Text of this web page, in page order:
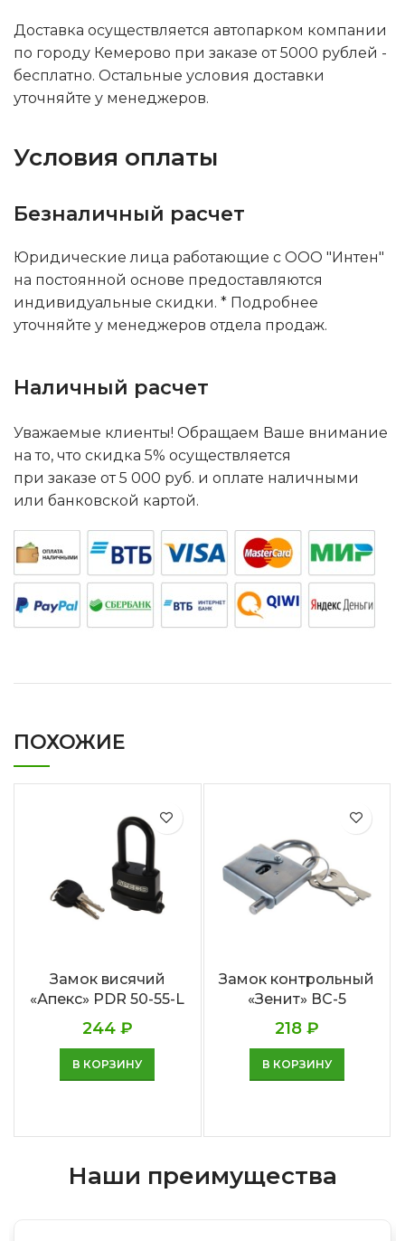
Доставка осуществляется автопарком компании
по городу Кемерово при заказе от 5000 рублей -
бесплатно. Остальные условия доставки
уточняйте у менеджеров.
Условия оплаты
Безналичный расчет
Юридические лица работающие с ООО "Интен"
на постоянной основе предоставляются
индивидуальные скидки. * Подробнее
уточняйте у менеджеров отдела продаж.
Наличный расчет
Уважаемые клиенты! Обращаем Ваше внимание
на то, что скидка 5% осуществляется
при заказе от 5 000 руб. и оплате наличными
или банковской картой.
ПОХОЖИЕ
Замок висячий
«Апекс» PDR 50-55-L
244 ₽
В КОРЗИНУ
Замок контрольный
«Зенит» ВС-5
218 ₽
В КОРЗИНУ
Наши преимущества